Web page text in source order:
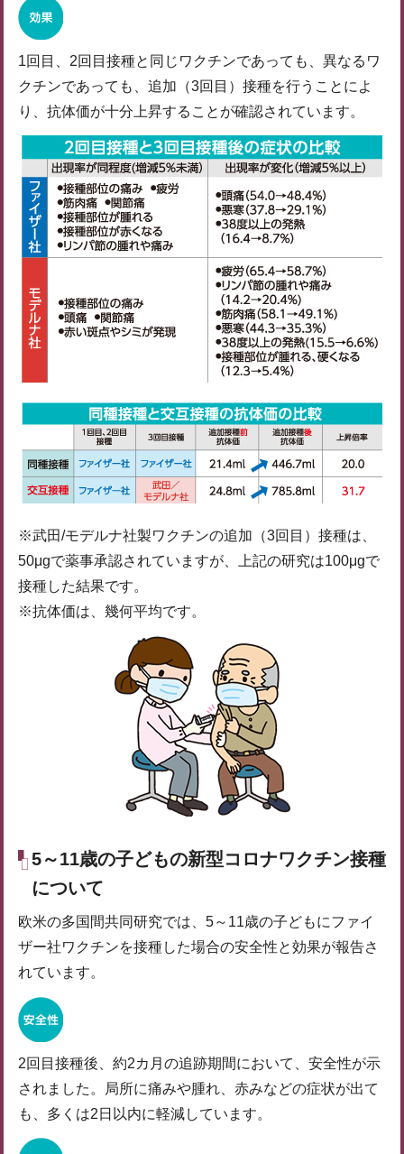
1回目、2回目接種と同じワクチンであっても、異なるワ
クチンであっても、追加（3回目）接種を行うことによ
り、抗体価が十分上昇することが確認されています。
※武田/モデルナ社製ワクチンの追加（3回目）接種は、
50μgで薬事承認されていますが、上記の研究は100μgで
接種した結果です。
※抗体価は、幾何平均です。
5～11歳の子どもの新型コロナワクチン接種
について
欧米の多国間共同研究では、5～11歳の子どもにファイ
ザー社ワクチンを接種した場合の安全性と効果が報告さ
れています。
2回目接種後、約2カ月の追跡期間において、安全性が示
されました。局所に痛みや腫れ、赤みなどの症状が出て
も、多くは2日以内に軽減しています。